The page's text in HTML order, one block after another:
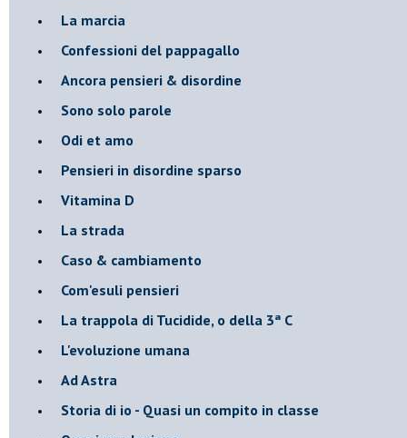
La marcia
Confessioni del pappagallo
Ancora pensieri & disordine
Sono solo parole
Odi et amo
Pensieri in disordine sparso
Vitamina D
La strada
Caso & cambiamento
Com'esuli pensieri
La trappola di Tucidide, o della 3ª C
L'evoluzione umana
Ad Astra
Storia di io - Quasi un compito in classe